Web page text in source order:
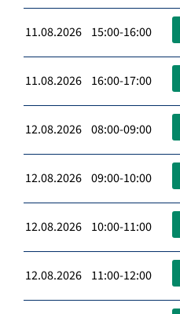
11.08.2026 15:00-16:00
11.08.2026 16:00-17:00
12.08.2026 08:00-09:00
12.08.2026 09:00-10:00
12.08.2026 10:00-11:00
12.08.2026 11:00-12:00